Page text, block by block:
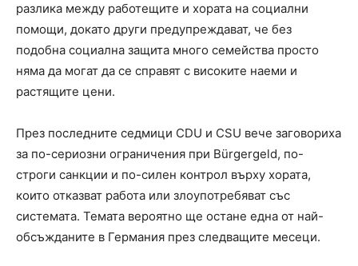
разлика между работещите и хората на социални
помощи, докато други предупреждават, че без
подобна социална защита много семейства просто
няма да могат да се справят с високите наеми и
растящите цени.
През последните седмици CDU и CSU вече заговориха
за по-сериозни ограничения при Bürgergeld, по-
строги санкции и по-силен контрол върху хората,
които отказват работа или злоупотребяват със
системата. Темата вероятно ще остане една от най-
обсъжданите в Германия през следващите месеци.